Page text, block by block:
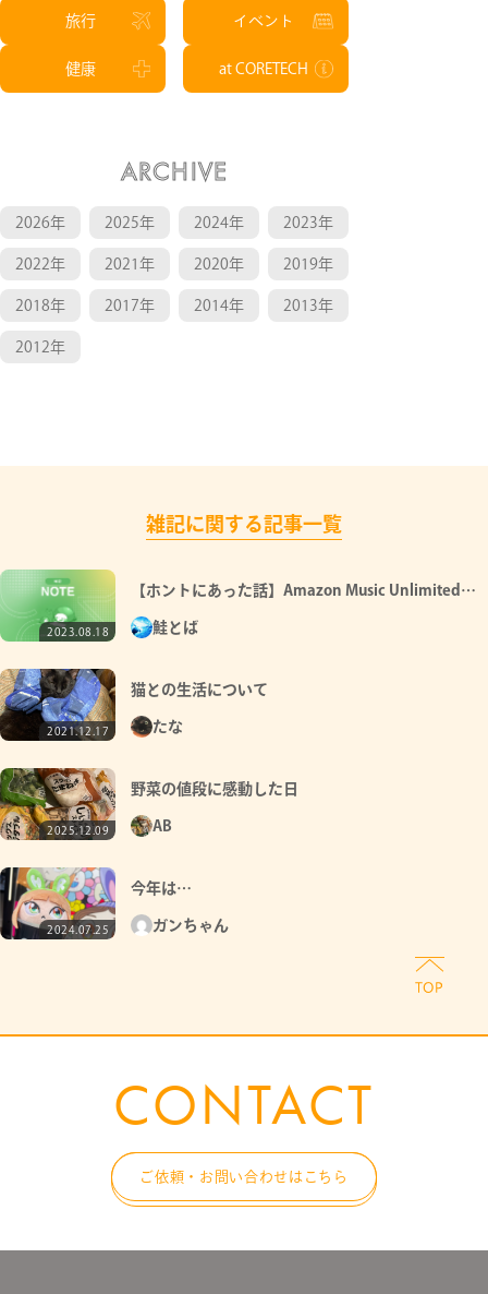
旅行 イベント
健康 at CORETECH
ARCHIVE
2026年 2025年 2024年 2023年
2022年 2021年 2020年 2019年
2018年 2017年 2014年 2013年
2012年
雑記に関する記事一覧
2023.08.18
【ホントにあった話】Amazon Music Unlimitedへ
ようこそ
鮭とば
2021.12.17
猫との生活について
たな
2025.12.09
野菜の値段に感動した日
AB
2024.07.25
今年は…
ガンちゃん
CONTACT
ご依頼・お問い合わせはこちら